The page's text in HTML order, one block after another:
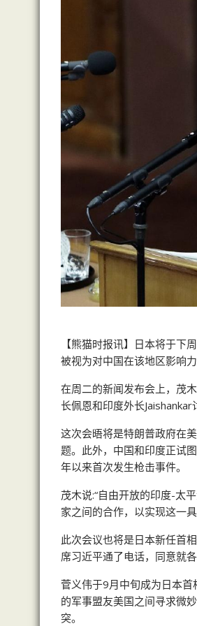
【熊猫时报讯】日本将于下
被视为对中国在该地区影响力
在周二的新闻发布会上，茂
长佩恩和印度外长Jaishankar
这次会晤将是特朗普政府在
题。此外，中国和印度正试
年以来首次发生枪击事件。
茂木说:“自由开放的印度-太
家之间的合作，以实现这一
此次会议也将是日本新任首
席习近平通了电话，同意就
菅义伟于9月中旬成为日本
的军事盟友美国之间寻求微
突。